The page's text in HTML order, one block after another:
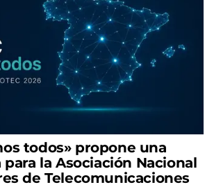
todos» propone una
la Asociación Nacional
de Telecomunicaciones